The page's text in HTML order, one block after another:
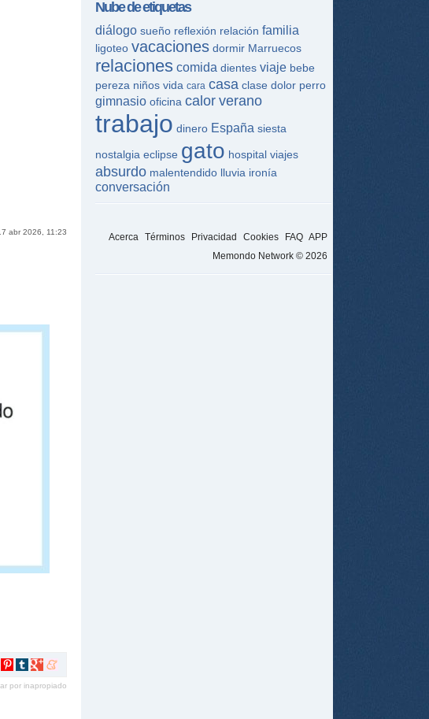
abr 2026, 11:23
Compartir
Pinterest
Compartir
tumblr
Compartir
Google+
Compartir
meneame
por inapropiado
Nube de etiquetas
diálogo sueño reflexión relación familia
ligoteo vacaciones dormir Marruecos
relaciones comida dientes viaje bebe
pereza niños vida cara casa clase dolor perro
gimnasio oficina calor verano
trabajo dinero España siesta
nostalgia eclipse gato hospital viajes
absurdo malentendido lluvia ironía
conversación
Acerca Términos Privacidad Cookies FAQ APP
Memondo Network © 2026